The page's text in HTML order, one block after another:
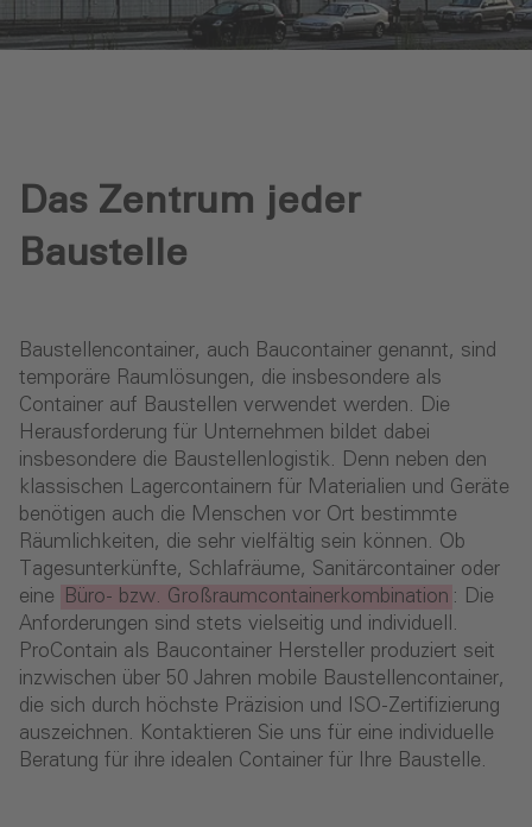
Das Zentrum jeder
Baustelle
Baustellencontainer, auch Baucontainer genannt, sind
temporäre Raumlösungen, die insbesondere als
Container auf Baustellen verwendet werden. Die
Herausforderung für Unternehmen bildet dabei
insbesondere die Baustellenlogistik. Denn neben den
klassischen Lagercontainern für Materialien und Geräte
benötigen auch die Menschen vor Ort bestimmte
Räumlichkeiten, die sehr vielfältig sein können. Ob
Tagesunterkünfte, Schlafräume, Sanitärcontainer oder
eine
Büro- bzw. Großraumcontainerkombination : Die
Anforderungen sind stets vielseitig und individuell.
ProContain als Baucontainer Hersteller produziert seit
inzwischen über 50 Jahren mobile Baustellencontainer,
die sich durch höchste Präzision und ISO-Zertifizierung
auszeichnen. Kontaktieren Sie uns für eine individuelle
Beratung für ihre idealen Container für Ihre Baustelle.